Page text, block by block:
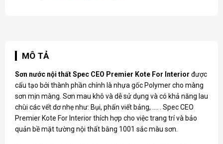
MÔ TẢ
Sơn nước nội thất SpecCEO Premier Kote For Interior được
cấu tạo bởi thành phần chính là nhựa gốc Polymer cho màng
sơn mịn màng. Sơn mau khô và dễ sử dụng và có khả năng lau
chùi các vết dơ nhẹ như: Bụi, phấn viết bảng, …. . Spec CEO
Premier Kote For Interior thích hợp cho việc trang trí và bảo
quản bề mặt tường nội thất bằng 1001 sắc màu sơn.